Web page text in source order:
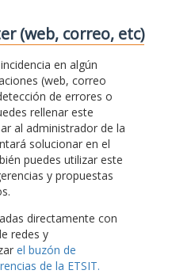
(web, correo, etc)
en algún
(web, correo
de errores o
rellenar este
al administrador de la
solucionar en el
puedes utilizar este
y propuestas
directamente con
redes y
el buzón de
de la ETSIT.